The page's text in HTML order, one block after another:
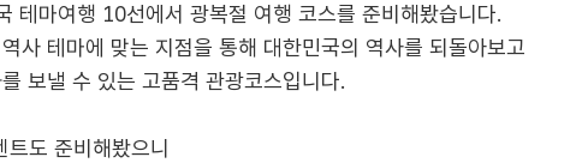
테마여행 10선에서 광복절 여행 코스를 준비해봤습니다.
사 테마에 맞는 지점을 통해 대한민국의 역사를 되돌아보고
보낼 수 있는 고품격 관광코스입니다.
트도 준비해봤으니